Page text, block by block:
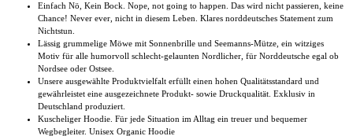
Einfach Nö, Kein Bock. Nope, not going to happen. Das wird nicht passieren, keine
Chance! Never ever, nicht in diesem Leben. Klares norddeutsches Statement zum
Nichtstun.
Lässig grummelige Möwe mit Sonnenbrille und Seemanns-Mütze, ein witziges
Motiv für alle humorvoll schlecht-gelaunten Nordlicher, für Norddeutsche egal ob
Nordsee oder Ostsee.
Unsere ausgewählte Produktvielfalt erfüllt einen hohen Qualitätsstandard und
gewährleistet eine ausgezeichnete Produkt- sowie Druckqualität. Exklusiv in
Deutschland produziert.
Kuscheliger Hoodie. Für jede Situation im Alltag ein treuer und bequemer
Wegbegleiter. Unisex Organic Hoodie